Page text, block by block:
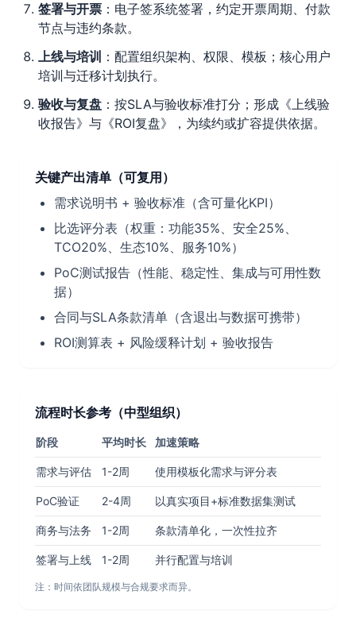
签署与开票 ：电子签系统签署，约定开票周期、付款
节点与违约条款。
上线与培训 ：配置组织架构、权限、模板；核心用户
培训与迁移计划执行。
验收与复盘 ：按SLA与验收标准打分；形成《上线验
收报告》与《ROI复盘》，为续约或扩容提供依据。
关键产出清单（可复用）
需求说明书 + 验收标准（含可量化KPI）
比选评分表（权重：功能35%、安全25%、
TCO20%、生态10%、服务10%）
PoC测试报告（性能、稳定性、集成与可用性数
据）
合同与SLA条款清单（含退出与数据可携带）
ROI测算表 + 风险缓释计划 + 验收报告
流程时长参考（中型组织）
阶段 平均时长 加速策略
需求与评估 1-2周 使用模板化需求与评分表
PoC验证 2-4周 以真实项目+标准数据集测试
商务与法务 1-2周 条款清单化，一次性拉齐
签署与上线 1-2周 并行配置与培训
注：时间依团队规模与合规要求而异。